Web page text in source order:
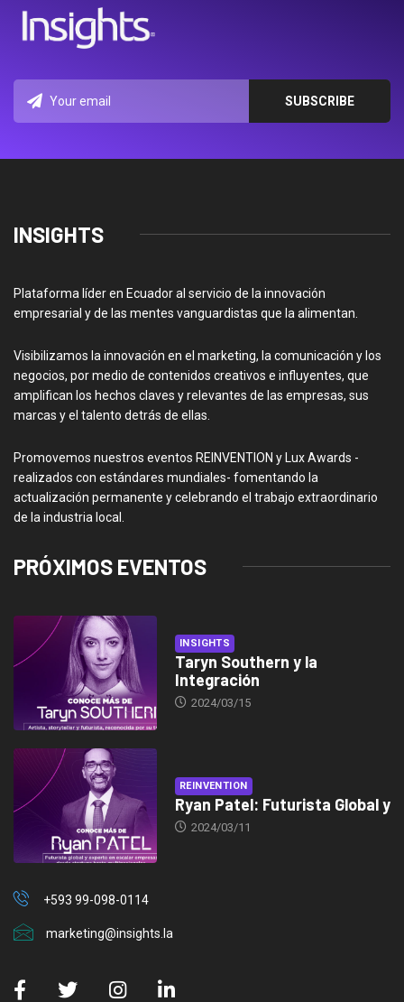
INSIGHTS
Plataforma líder en Ecuador al servicio de la innovación
empresarial y de las mentes vanguardistas que la alimentan.
Visibilizamos la innovación en el marketing, la comunicación y los
negocios, por medio de contenidos creativos e influyentes, que
amplifican los hechos claves y relevantes de las empresas, sus
marcas y el talento detrás de ellas.
Promovemos nuestros eventos REINVENTION y Lux Awards -
realizados con estándares mundiales- fomentando la
actualización permanente y celebrando el trabajo extraordinario
de la industria local.
PRÓXIMOS EVENTOS
INSIGHTS
Taryn Southern y la
Integración
2024/03/15
REINVENTION
Ryan Patel: Futurista Global y
2024/03/11
+593 99-098-0114
marketing@insights.la